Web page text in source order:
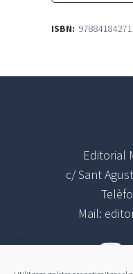
quantity
ISBN:
Editorial
c/ Sant
Mail: